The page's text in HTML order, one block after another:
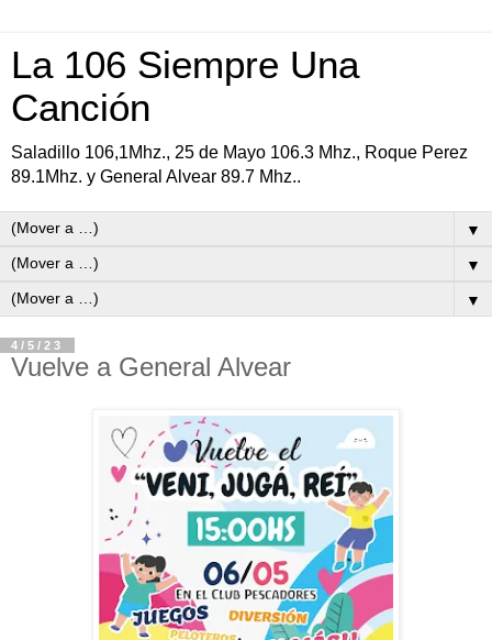
La 106 Siempre Una
Canción
Saladillo 106,1Mhz., 25 de Mayo 106.3 Mhz., Roque Perez
89.1Mhz. y General Alvear 89.7 Mhz..
▼
▼
▼
4/5/23
Vuelve a General Alvear